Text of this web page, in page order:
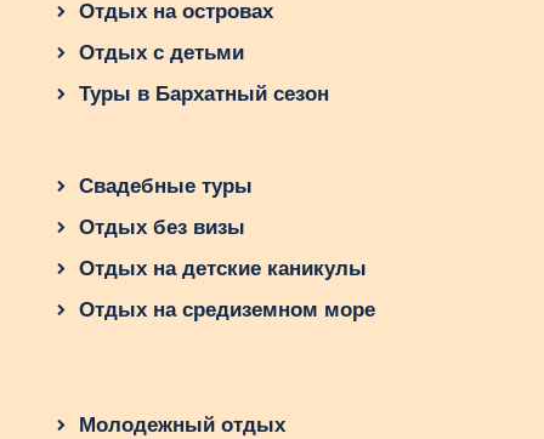
Отдых на островах
Отдых с детьми
Туры в Бархатный сезон
Свадебные туры
Отдых без визы
Отдых на детские каникулы
Отдых на средиземном море
Молодежный отдых